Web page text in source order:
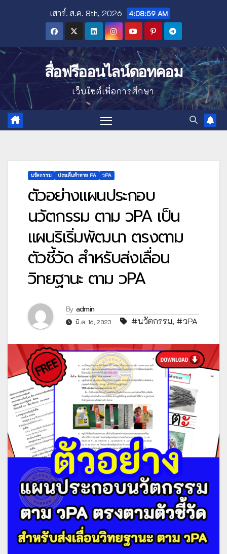
เสาร์. ส.ค. 8th, 2026 4:09:01 AM
สื่อฟรีออนไลน์ดอทคอม
เว็บไซต์เพื่อการศึกษา
นวัตกรรม ประเด็นท้าทาย PA วPA
ตัวอย่างแผนประกอบ
นวัตกรรม ตาม วPA เป็น
แผนริเริ่มพัฒนา ตรงตาม
ตัวชี้วัด สำหรับส่งเลื่อน
วิทยฐานะ ตาม วPA
By admin
มี.ค. 16, 2023 #นวัตกรรม, #วPA